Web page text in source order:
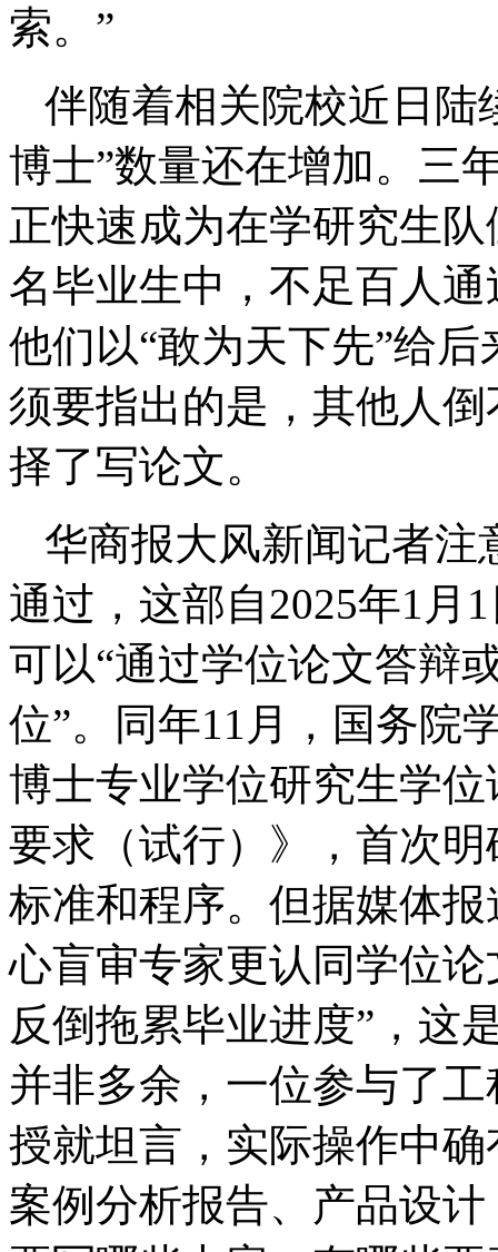
索。”
伴随着相关院校近日陆
博士”数量还在增加。三
正快速成为在学研究生
名毕业生中，不足百人
他们以“敢为天下先”给
须要指出的是，其他人
择了写论文。
华商报大风新闻记者注
通过，这部自2025年1月
可以“通过学位论文答辩
位”。同年11月，国务院
博士专业学位研究生学
要求（试行）》，首次
标准和程序。但据媒体
心盲审专家更认同学位
反倒拖累毕业进度”，这
并非多余，一位参与了
授就坦言，实际操作中
案例分析报告、产品设